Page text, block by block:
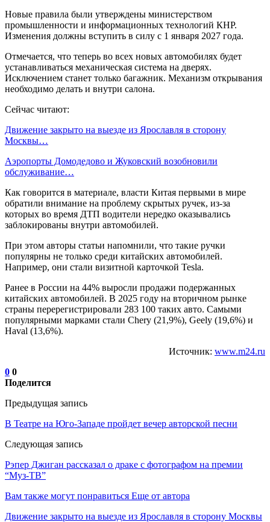
Новые правила были утверждены министерством
промышленности и информационных технологий КНР.
Изменения должны вступить в силу с 1 января 2027 года.
Отмечается, что теперь во всех новых автомобилях будет
устанавливаться механическая система на дверях.
Исключением станет только багажник. Механизм открывания
необходимо делать и внутри салона.
Сейчас читают:
Движение закрыто на выезде из Ярославля в сторону
Москвы…
Аэропорты Домодедово и Жуковский возобновили
обслуживание…
Как говорится в материале, власти Китая первыми в мире
обратили внимание на проблему скрытых ручек, из-за
которых во время ДТП водители нередко оказывались
заблокированы внутри автомобилей.
При этом авторы статьи напомнили, что такие ручки
популярны не только среди китайских автомобилей.
Например, они стали визитной карточкой Tesla.
Ранее в России на 44% выросли продажи подержанных
китайских автомобилей. В 2025 году на вторичном рынке
страны перерегистрировали 283 100 таких авто. Самыми
популярными марками стали Chery (21,9%), Geely (19,6%) и
Haval (13,6%).
Источник: www.m24.ru
0 0
Поделится
Предыдущая запись
В Театре на Юго-Западе пройдет вечер авторской песни
Следующая запись
Рэпер Джиган рассказал о драке с фотографом на премии
“Муз-ТВ”
Вам также могут понравиться Еще от автора
Движение закрыто на выезде из Ярославля в сторону Москвы